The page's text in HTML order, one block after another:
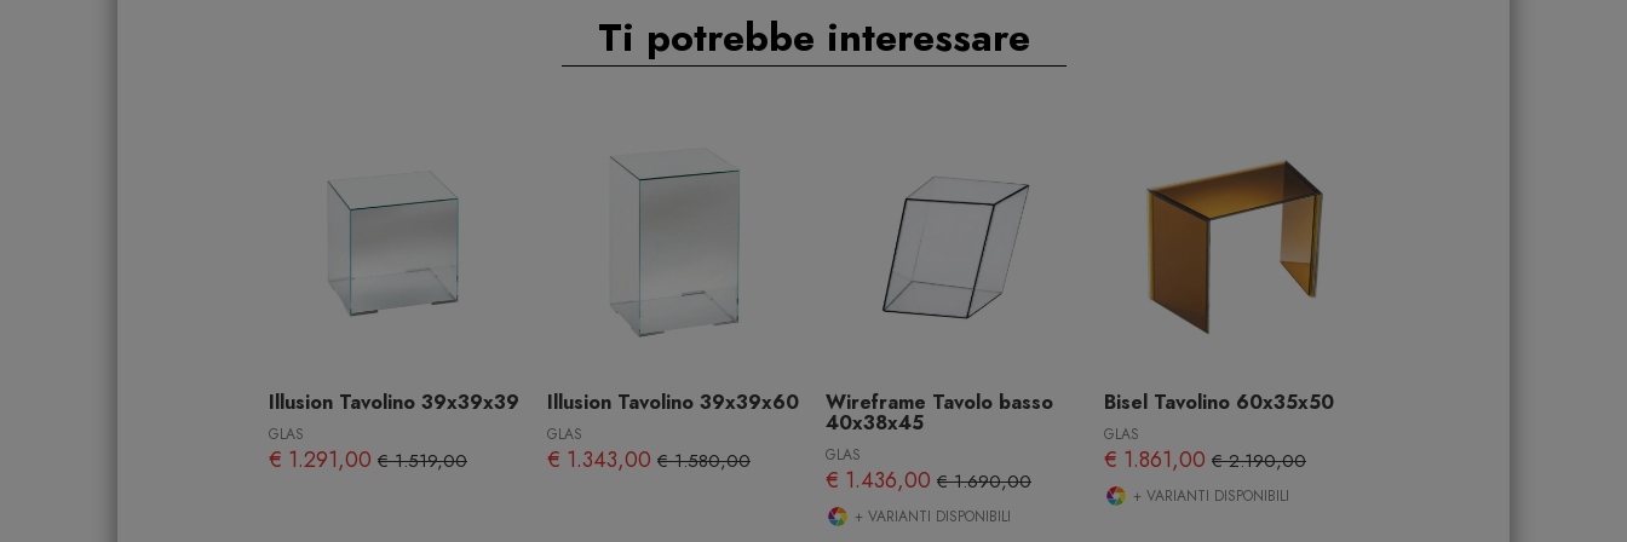
Ti potrebbe interessare
Illusion Tavolino 39x39x39
GLAS
€ 1.291,00 € 1.519,00
Illusion Tavolino 39x39x60
GLAS
€ 1.343,00 € 1.580,00
Wireframe Tavolo basso
40x38x45
GLAS
€ 1.436,00 € 1.690,00
+ VARIANTI DISPONIBILI
Bisel Tavolino 60x35x50
GLAS
€ 1.861,00 € 2.190,00
+ VARIANTI DISPONIBILI